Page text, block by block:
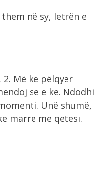
në sy, letrën e
Më ke pëlqyer
se e ke. Ndodhi
Unë shumë,
marrë me qetësi.